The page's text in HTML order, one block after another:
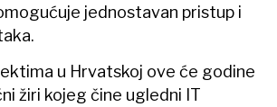
jednostavan pristup i
u Hrvatskoj ove će godine
žiri kojeg čine ugledni IT